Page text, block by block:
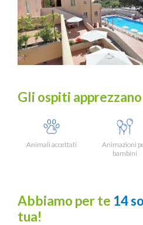
Gli ospiti apprezzano
Animali accettati
Animazioni
bambini
Abbiamo per te 14
tua!